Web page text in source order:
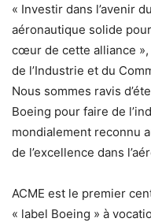
« Investir dans l’avenir
aéronautique solide
cœur de cette alliance »,
de l’Industrie et du
Nous sommes ravis
Boeing pour faire de
mondialement reconnu
de l’excellence dans
ACME est le premier
« label Boeing » à